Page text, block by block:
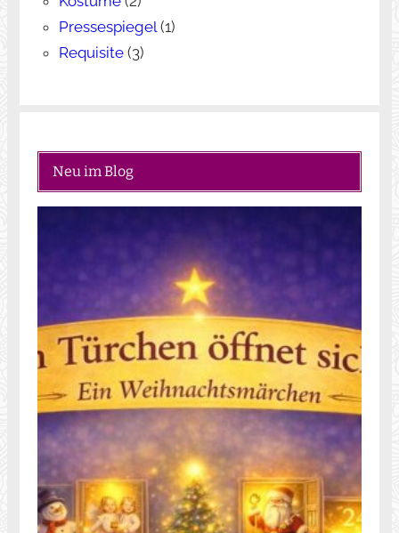
Pressespiegel(1)
Requisite(3)
Neu im Blog